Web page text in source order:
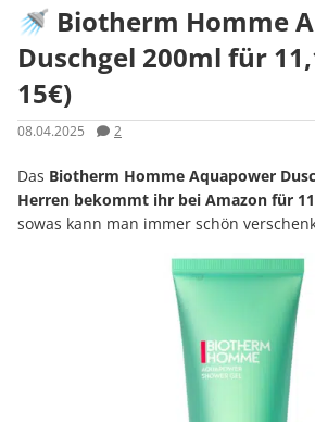
🚿 Biotherm Homme
Duschgel 200ml für
15€)
08.04.2025 2
Das Biotherm Homme Aquapower
Herren bekommt ihr bei Amazon für
sowas kann man immer schön